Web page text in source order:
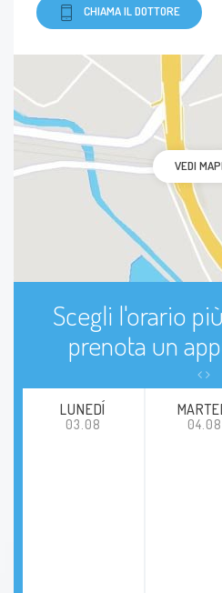
CHIAMA IL DOTTORE
VEDI
Scegli l'orario
prenota un
LUNEDÍ
03.08 04.08